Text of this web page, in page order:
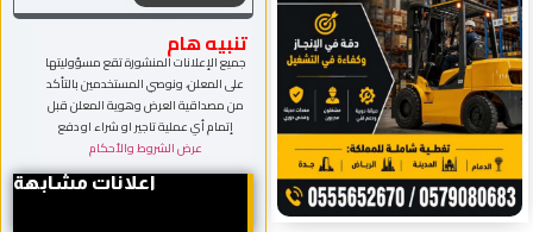
تنبيه هام
جميع الإعلانات المنشورة تقع مسؤوليتها
على المعلن، ونوصي المستخدمين بالتأكد
من مصداقية العرض وهوية المعلن قبل
إتمام أي عملية تاجير او شراء او دفع
عرض الشروط والأحكام
اعلانات مشابهة